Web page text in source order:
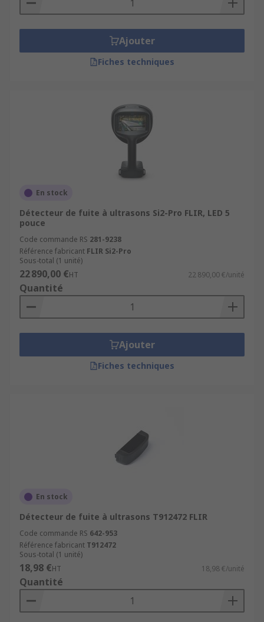
Ajouter
Fiches techniques
En stock
Détecteur de fuite à ultrasons Si2-Pro FLIR, LED 5
pouce
Code commande RS 281-9238
Référence fabricant FLIR Si2-Pro
Sous-total (1 unité)
22 890,00 €HT 22 890,00 €/unité
Quantité
Ajouter
Fiches techniques
En stock
Détecteur de fuite à ultrasons T912472 FLIR
Code commande RS 642-953
Référence fabricant T912472
Sous-total (1 unité)
18,98 €HT 18,98 €/unité
Quantité